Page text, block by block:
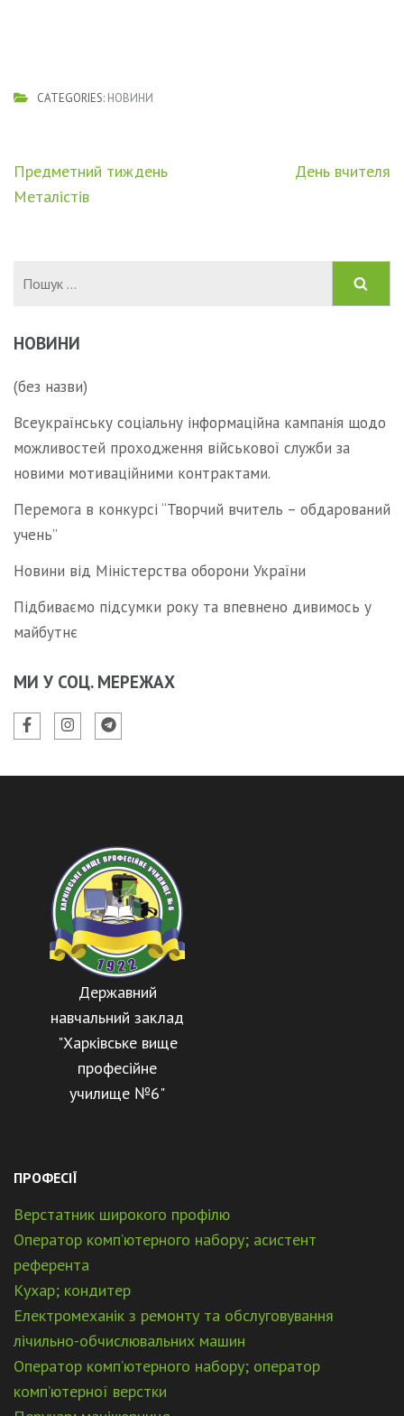
CATEGORIES: НОВИНИ
Навігація
записів
Предметний тиждень
Металістів
День вчителя
НОВИНИ
(без назви)
Всеукраїнську соціальну інформаційна кампанія щодо
можливостей проходження військової служби за
новими мотиваційними контрактами.
Перемога в конкурсі “Творчий вчитель – обдарований
учень”
Новини від Міністерства оборони України
Підбиваємо підсумки року та впевнено дивимось у
майбутнє
МИ У СОЦ. МЕРЕЖАХ
Державний
навчальний заклад
"Харківське вище
професійне
училище №6"
ПРОФЕСІЇ
Верстатник широкого профілю
Оператор комп’ютерного набору; асистент
референта
Кухар; кондитер
Електромеханік з ремонту та обслуговування
лічильно-обчислювальних машин
Оператор комп’ютерного набору; оператор
комп’ютерної верстки